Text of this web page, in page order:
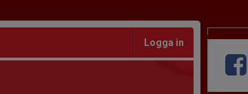
Logga in